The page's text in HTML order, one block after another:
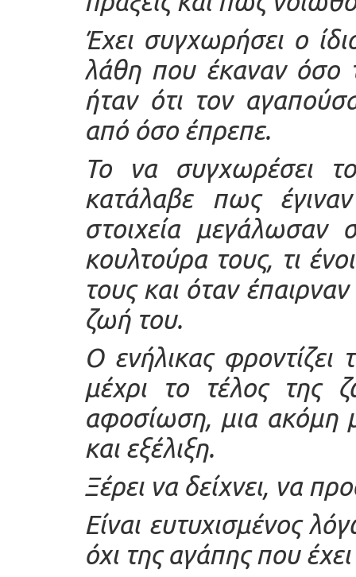
Έχει συγχωρήσει ο
λάθη που έκαναν όσο
ήταν ότι τον
από όσο έπρεπε.
Το να συγχωρέσει
κατάλαβε πως
στοιχεία μεγάλωσαν
κουλτούρα τους, τι
τους και όταν
ζωή του.
Ο ενήλικας φροντίζει
μέχρι το τέλος της
αφοσίωση, μια ακόμη
και εξέλιξη.
Ξέρει να δείχνει, να
Είναι ευτυχισμένος
όχι της αγάπης που